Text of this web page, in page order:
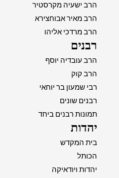
הרב ישעיה מקרסטיר
הרב מאיר אבוחצירא
הרב מרדכי אליהו
רבנים
הרב עובדיה יוסף
הרב קוק
רבי שמעון בר יוחאי
רבנים שונים
תמונות רבנים ביחד
יהדות
בית המקדש
הכותל
יהדות ויודאיקה